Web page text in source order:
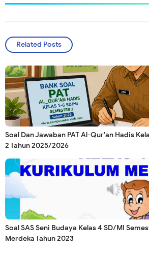
Related Posts
Soal Dan Jawaban PAT Al-Qur'an Hadis
2 Tahun 2025/2026
Soal SAS Seni Budaya Kelas 4 SD/MI
Merdeka Tahun 2023